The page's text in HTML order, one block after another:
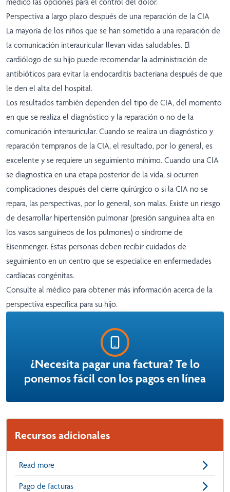
Perspectiva a largo plazo después de una reparación de la CIA
La mayoría de los niños que se han sometido a una reparación de
la comunicación interauricular llevan vidas saludables. El
cardiólogo de su hijo puede recomendar la administración de
antibióticos para evitar la endocarditis bacteriana después de que
le den el alta del hospital.
Los resultados también dependen del tipo de CIA, del momento
en que se realiza el diagnóstico y la reparación o no de la
comunicación interauricular. Cuando se realiza un diagnóstico y
reparación tempranos de la CIA, el resultado, por lo general, es
excelente y se requiere un seguimiento mínimo. Cuando una CIA
se diagnostica en una etapa posterior de la vida, si ocurren
complicaciones después del cierre quirúrgico o si la CIA no se
repara, las perspectivas, por lo general, son malas. Existe un riesgo
de desarrollar hipertensión pulmonar (presión sanguínea alta en
los vasos sanguíneos de los pulmones) o síndrome de
Eisenmenger. Estas personas deben recibir cuidados de
seguimiento en un centro que se especialice en enfermedades
cardíacas congénitas.
Consulte al médico para obtener más información acerca de la
perspectiva específica para su hijo.
¿Necesita pagar una factura? Te lo
ponemos fácil con los pagos en línea
Recursos adicionales
Read more
Pago de facturas